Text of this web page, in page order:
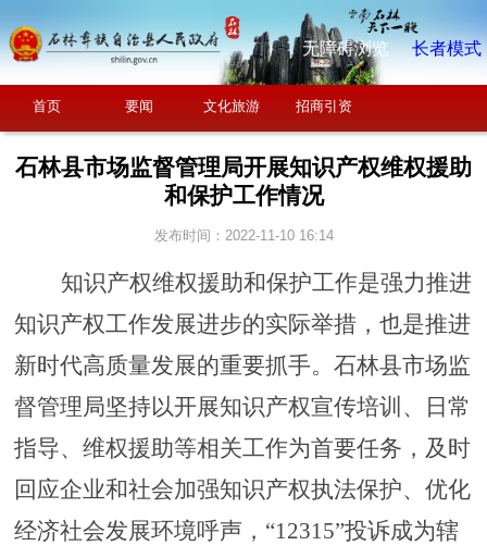
无障碍浏览 长者模式
首页 要闻 文化旅游 招商引资
石林县市场监督管理局开展知识产权维权援助
和保护工作情况
发布时间：2022-11-10 16:14
知识产权维权援助和保护工作是强力推进
知识产权工作发展进步的实际举措，也是推进
新时代高质量发展的重要抓手。 石林县市场监
督管理局坚持以开展知识产权宣传培训、日常
指导、维权援助等相关工作为首要任务，及时
回应企业和社会加强知识产权执法保护、优化
经济社会发展环境呼声， “12315”投诉成为辖